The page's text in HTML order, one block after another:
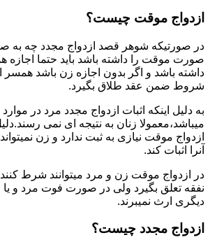
ازدواج موقت چیست؟
در صورتیکه شوهر قصد ازدواج مجدد چه به
صورت موقت را داشته باشد باید حتما اجازه
داشته باشد و اگر بدون اجازه زن باشد همسر
شروط ضمن عقد طلاق بگیرد.
به دلیل اینکه اثبات ازدواج مجدد مرد در
میباشد،معمولا زنان به نتیجه ای نمی
ازدواج موقت نیازی به ثبت ندارد و زن
آنرا اثبات کند.
در ازدواج موقت زن و مرد میتوانند شرط کنند
نفقه تعلق بگیرد ولی در صورت فوت مرد و یا
دیگری ارث نمیبرند.
ازدواج مجدد چیست؟